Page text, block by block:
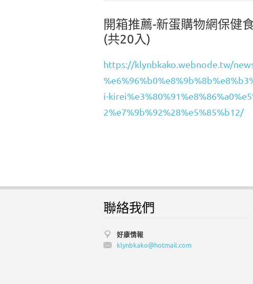
開箱推薦-新蛋購物網保健
(共20入)
https://klynbkako.webnode.tw/
i-
2%e7%9b%92%28%e5%85%b12/
聯絡我們
好康情報
klynbkako@hotmail.com